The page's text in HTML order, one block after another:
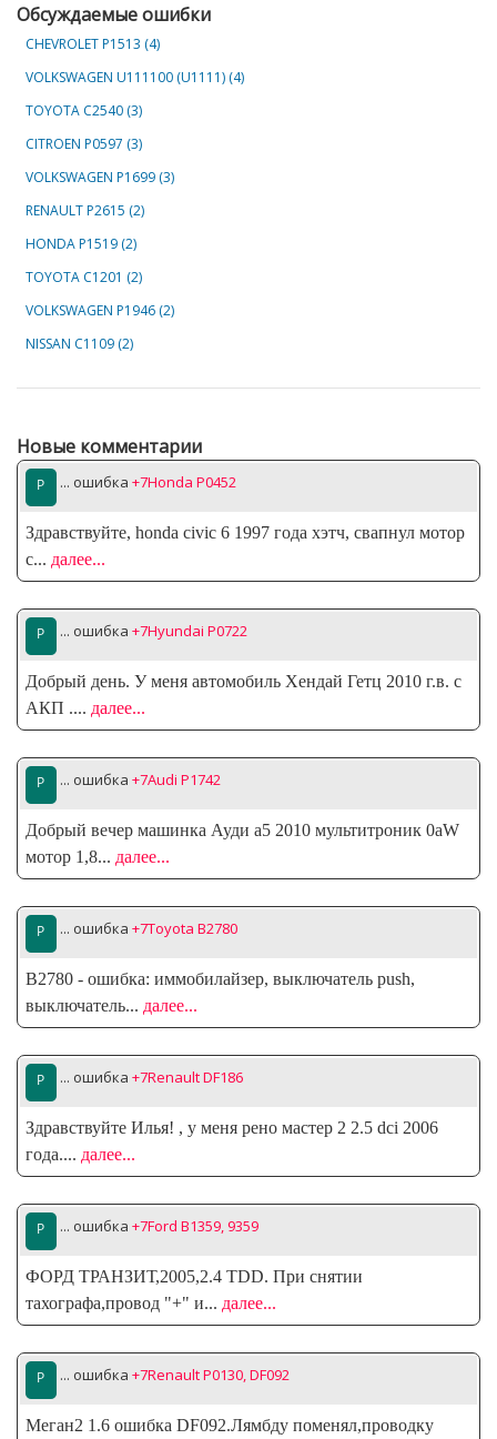
Обсуждаемые ошибки
CHEVROLET Р1513 (4)
VOLKSWAGEN U111100 (U1111) (4)
TOYOTA C2540 (3)
CITROEN P0597 (3)
VOLKSWAGEN P1699 (3)
RENAULT P2615 (2)
HONDA P1519 (2)
TOYOTA C1201 (2)
VOLKSWAGEN P1946 (2)
NISSAN C1109 (2)
Новые комментарии
... ошибка +7Honda P0452
Здравствуйте, honda civic 6 1997 года хэтч, свапнул мотор
с... далее...
... ошибка +7Hyundai P0722
Добрый день. У меня автомобиль Хендай Гетц 2010 г.в. с
АКП .... далее...
... ошибка +7Audi P1742
Добрый вечер машинка Ауди а5 2010 мультитроник 0аW
мотор 1,8... далее...
... ошибка +7Toyota B2780
B2780 - ошибка: иммобилайзер, выключатель push,
выключатель... далее...
... ошибка +7Renault DF186
Здравствуйте Илья! , у меня рено мастер 2 2.5 dci 2006
года.... далее...
... ошибка +7Ford B1359, 9359
ФОРД ТРАНЗИТ,2005,2.4 TDD. При снятии
тахографа,провод "+" и... далее...
... ошибка +7Renault P0130, DF092
Меган2 1.6 ошибка DF092.Лямбду поменял,проводку